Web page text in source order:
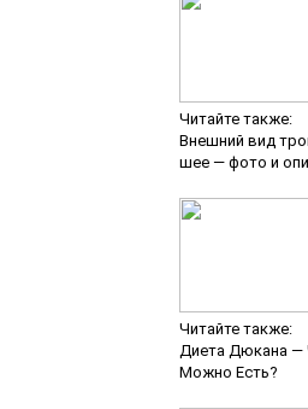
Читайте также:
Внешний вид
шее — фото и
Читайте также:
Диета Дюкана —
Можно Есть?